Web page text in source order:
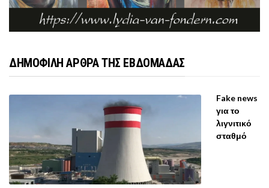
ΔΗΜΟΦΙΛΗ ΑΡΘΡΑ ΤΗΣ ΕΒΔΟΜΑΔΑΣ
Fake news
για το
λιγνιτικό
σταθμό